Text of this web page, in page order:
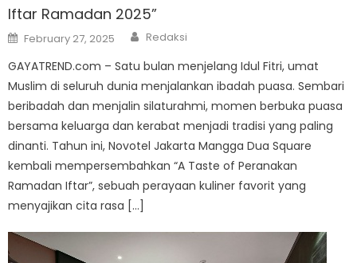
Iftar Ramadan 2025”
Posted
on
February 27, 2025 Author
Redaksi
GAYATREND.com – Satu bulan menjelang Idul Fitri, umat
Muslim di seluruh dunia menjalankan ibadah puasa. Sembari
beribadah dan menjalin silaturahmi, momen berbuka puasa
bersama keluarga dan kerabat menjadi tradisi yang paling
dinanti. Tahun ini, Novotel Jakarta Mangga Dua Square
kembali mempersembahkan “A Taste of Peranakan
Ramadan Iftar”, sebuah perayaan kuliner favorit yang
menyajikan cita rasa […]